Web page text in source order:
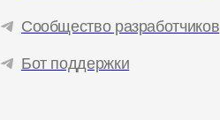
Сообщество разработчиков
Бот поддержки